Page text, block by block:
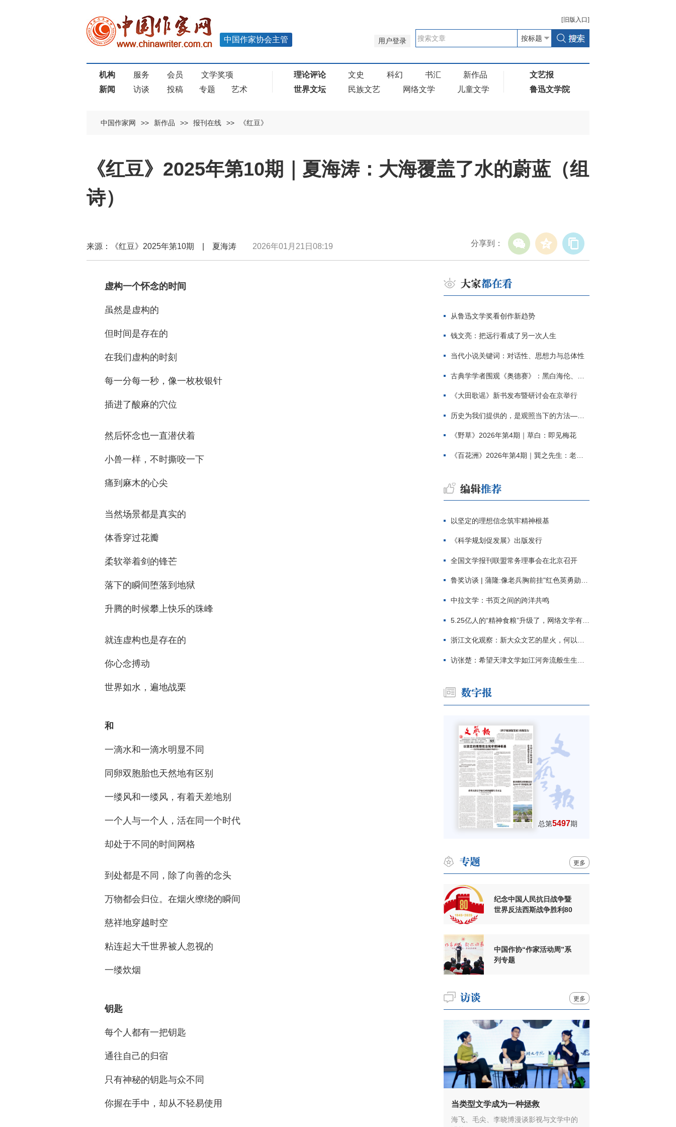
[ 旧版 入口]
用户登录
中国作家协会主管
机构 服务 会员
文学奖项
新闻
访谈 投稿 专题 艺术
理论评论 文史 科幻 书汇
新作品
世界文坛
民族文艺 网络文学 儿童文学
文艺报
鲁迅文学院
中国作家网 >> 新作品 >> 报刊在线 >> 《红豆》
《红豆》2025年第10期｜夏海涛：大海覆盖了水的蔚蓝（组
诗）
分享到：
来源：《红豆》2025年第10期 | 夏海涛 2026年01月21日08:19
虚构一个怀念的时间
虽然是虚构的
但时间是存在的
在我们虚构的时刻
每一分每一秒，像一枚枚银针
插进了酸麻的穴位
然后怀念也一直潜伏着
小兽一样，不时撕咬一下
痛到麻木的心尖
当然场景都是真实的
体香穿过花瓣
柔软举着剑的锋芒
落下的瞬间堕落到地狱
升腾的时候攀上快乐的珠峰
就连虚构也是存在的
你心念搏动
世界如水，遍地战栗
和
一滴水和一滴水明显不同
同卵双胞胎也天然地有区别
一缕风和一缕风，有着天差地别
一个人与一个人，活在同一个时代
却处于不同的时间网格
到处都是不同，除了向善的念头
万物都会归位。在烟火缭绕的瞬间
慈祥地穿越时空
粘连起大千世界被人忽视的
一缕炊烟
钥匙
每个人都有一把钥匙
通往自己的归宿
只有神秘的钥匙与众不同
你握在手中，却从不轻易使用
从鲁迅文学奖看创作新趋势
钱文亮：把远行看成了另一次人生
当代小说关键词：对话性、思想力与总体性
古典学学者围观《奥德赛》：黑白海伦、佩涅罗佩的别针与神秘入侵者
《大田歌谣》新书发布暨研讨会在京举行
历史为我们提供的，是观照当下的方法——历史题材非虚构写作多人谈
《野草》2026年第4期｜草白：即见梅花
《百花洲》2026年第4期｜巽之先生：老兵朱向前侧记三题
以坚定的理想信念筑牢精神根基
《科学规划促发展》出版发行
全国文学报刊联盟常务理事会在北京召开
鲁奖访谈 | 蒲隆:像老兵胸前挂"红色英勇勋章"
中拉文学：书页之间的跨洋共鸣
5.25亿人的“精神食粮”升级了，网络文学有了哪些新变化？
浙江文化观察：新大众文艺的星火，何以燎原？
访张楚：希望天津文学如江河奔流般生生不息
总第5497期
更多
纪念中国人民抗日战争暨
世界反法西斯战争胜利80
中国作协“作家活动周”系
列专题
更多
当类型文学成为一种拯救
海飞、毛尖、李晓博漫谈影视与文学中的